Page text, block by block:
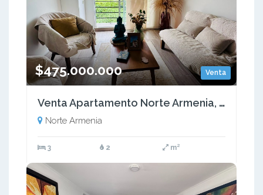
Venta
$475.000.000
Venta Apartamento Norte Armenia, Quindío - Colombia COD: 9451034
Norte Armenia
3 2 m²